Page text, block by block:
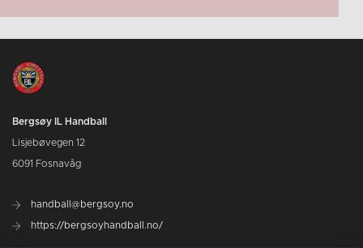
Bergsøy IL Handball
Lisjebøvegen 12
6091 Fosnavåg
handball@bergsoy.no
https://bergsoyhandball.no/